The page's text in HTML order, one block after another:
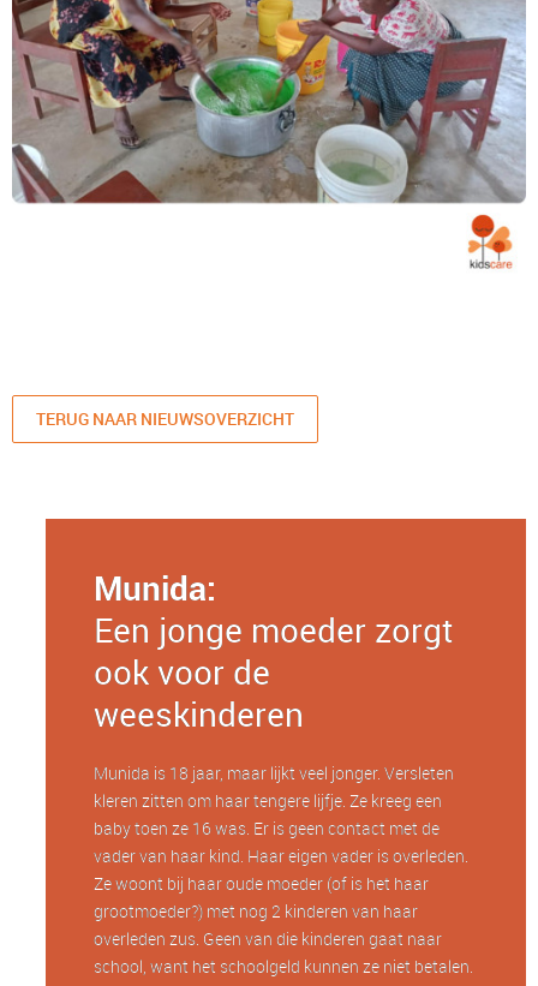
TERUG NAAR NIEUWSOVERZICHT
Munida:
Een jonge moeder zorgt
ook voor de
weeskinderen
Munida is 18 jaar, maar lijkt veel jonger. Versleten
kleren zitten om haar tengere lijfje. Ze kreeg een
baby toen ze 16 was. Er is geen contact met de
vader van haar kind. Haar eigen vader is overleden.
Ze woont bij haar oude moeder (of is het haar
grootmoeder?) met nog 2 kinderen van haar
overleden zus. Geen van die kinderen gaat naar
school, want het schoolgeld kunnen ze niet betalen.